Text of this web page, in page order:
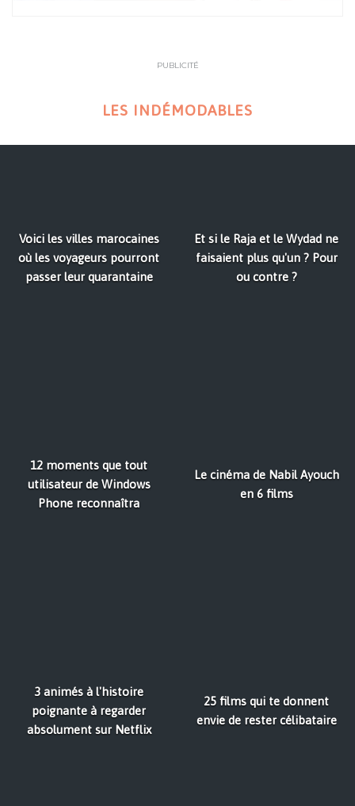
PUBLICITÉ
LES INDÉMODABLES
Voici les villes marocaines
où les voyageurs pourront
passer leur quarantaine
Et si le Raja et le Wydad ne
faisaient plus qu'un ? Pour
ou contre ?
12 moments que tout
utilisateur de Windows
Phone reconnaîtra
Le cinéma de Nabil Ayouch
en 6 films
3 animés à l'histoire
poignante à regarder
absolument sur Netflix
25 films qui te donnent
envie de rester célibataire